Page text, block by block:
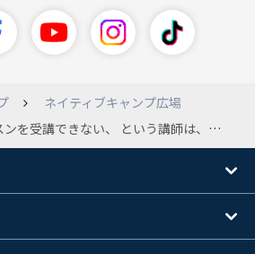
ネイティブキャンプ広場
、 予約でだけレッスンを受講できる、 という講師がいるのですか？ その、予約でだけレッスンを 受講できる講師のレッスンを、 受けてみたいので、 このトピックを作成しました。 さらに、その講師の名前、国を 教えて頂けると幸いです。 よろしくお願いします。